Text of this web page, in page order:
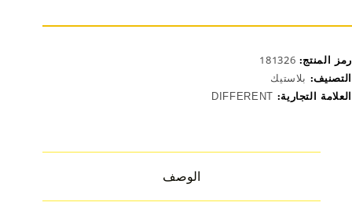
رمز المنتج: 181326
التصنيف: بلاستيك
العلامة التجارية: DIFFERENT
الوصف